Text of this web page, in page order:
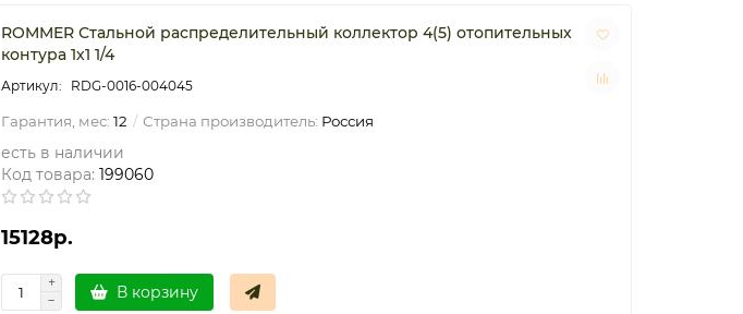
ROMMER Стальной распределительный коллектор 4(5) отопительных
контура 1х1 1/4
RDG-0016-004045
Гарантия, мес: 12 Страна производитель: Россия
есть в наличии
Код товара: 199060
15128р.
В корзину